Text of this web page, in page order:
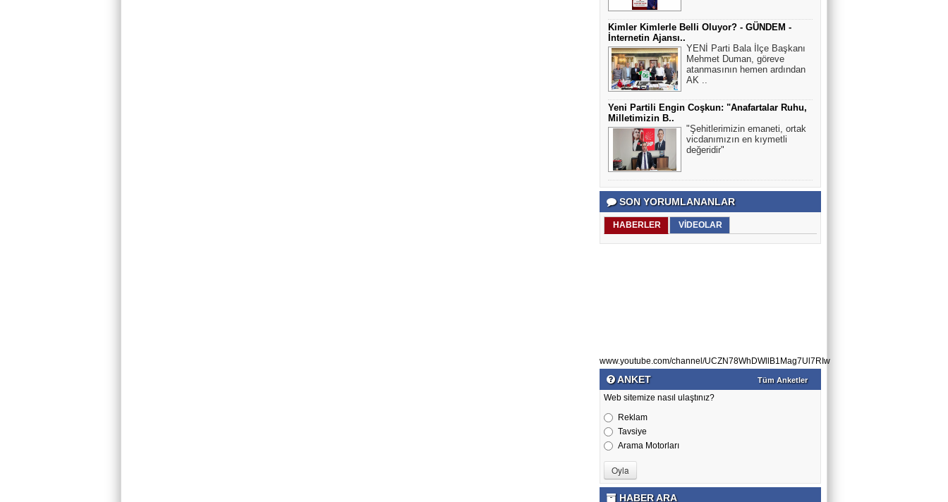
Kimler Kimlerle Belli Oluyor? - GÜNDEM -
İnternetin Ajansı..
YENİ Parti Bala İlçe Başkanı
Mehmet Duman, göreve
atanmasının hemen ardından
AK ..
Yeni Partili Engin Coşkun: "Anafartalar Ruhu,
Milletimizin B..
"Şehitlerimizin emaneti, ortak
vicdanımızın en kıymetli
değeridir"
SON YORUMLANANLAR
HABERLER VİDEOLAR
www.youtube.com/channel/UCZN78WhDWllB1Mag7Ul7RIw
ANKET Tüm Anketler
Web sitemize nasıl ulaştınız?
Reklam
Tavsiye
Arama Motorları
HABER ARA